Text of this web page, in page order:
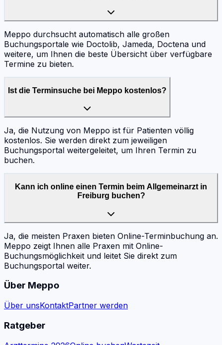
Meppo durchsucht automatisch alle großen
Buchungsportale wie Doctolib, Jameda, Doctena und
weitere, um Ihnen die beste Übersicht über verfügbare
Termine zu bieten.
Ist die Terminsuche bei Meppo kostenlos?
Ja, die Nutzung von Meppo ist für Patienten völlig
kostenlos. Sie werden direkt zum jeweiligen
Buchungsportal weitergeleitet, um Ihren Termin zu
buchen.
Kann ich online einen Termin beim Allgemeinarzt in
Freiburg buchen?
Ja, die meisten Praxen bieten Online-Terminbuchung an.
Meppo zeigt Ihnen alle Praxen mit Online-
Buchungsmöglichkeit und leitet Sie direkt zum
Buchungsportal weiter.
Über Meppo
Über unsKontaktPartner werden
Ratgeber